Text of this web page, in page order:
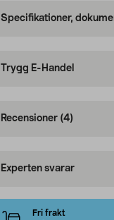
Specifikationer,
Trygg E-Handel
Recensioner (4)
Experten svarar
Fri frakt